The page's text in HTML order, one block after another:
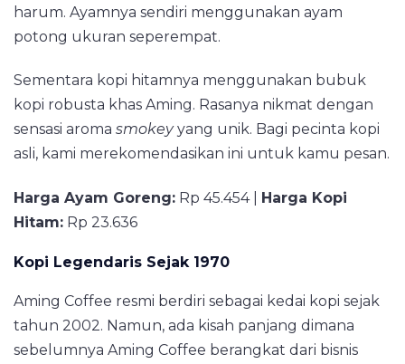
harum. Ayamnya sendiri menggunakan ayam
potong ukuran seperempat.
Sementara kopi hitamnya menggunakan bubuk
kopi robusta khas Aming. Rasanya nikmat dengan
sensasi aroma smokeyyang unik. Bagi pecinta kopi
asli, kami merekomendasikan ini untuk kamu pesan.
Harga Ayam Goreng: Rp 45.454 | Harga Kopi
Hitam: Rp 23.636
Kopi Legendaris Sejak 1970
Aming Coffee resmi berdiri sebagai kedai kopi sejak
tahun 2002. Namun, ada kisah panjang dimana
sebelumnya Aming Coffee berangkat dari bisnis